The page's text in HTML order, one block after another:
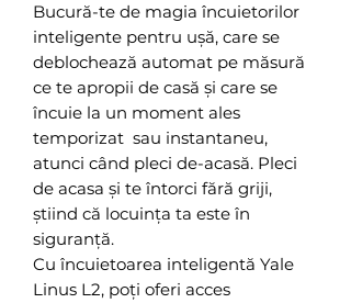
Bucură-te de magia încuietorilor
inteligente pentru ușă, care se
deblochează automat pe măsură
ce te apropii de casă și care se
încuie la un moment ales
temporizat sau instantaneu,
atunci când pleci de-acasă. Pleci
de acasa și te întorci fără griji,
știind că locuința ta este în
siguranță.
Cu încuietoarea inteligentă Yale
Linus L2, poți oferi acces